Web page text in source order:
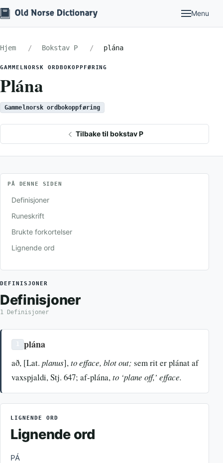
Menu
Hjem Bokstav P plána
GAMMELNORSK ORDBOKOPPFØRING
Plána
Gammelnorsk ordbokoppføring
Tilbake til bokstav P
PÅ DENNE SIDEN
Definisjoner
Runeskrift
Brukte forkortelser
Lignende ord
DEFINISJONER
Definisjoner
1 Definisjoner
plána
að, [Lat. planus],to efface, blot out; sem rit er plánat af
vaxspjaldi, Stj. 647; af-plána,to ‘plane off,’ efface.
LIGNENDE ORD
Lignende ord
PÁ